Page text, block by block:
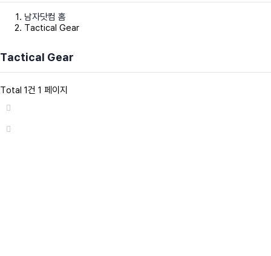
남자닷컴 홈
Tactical Gear
Tactical Gear
Total 1건 1 페이지